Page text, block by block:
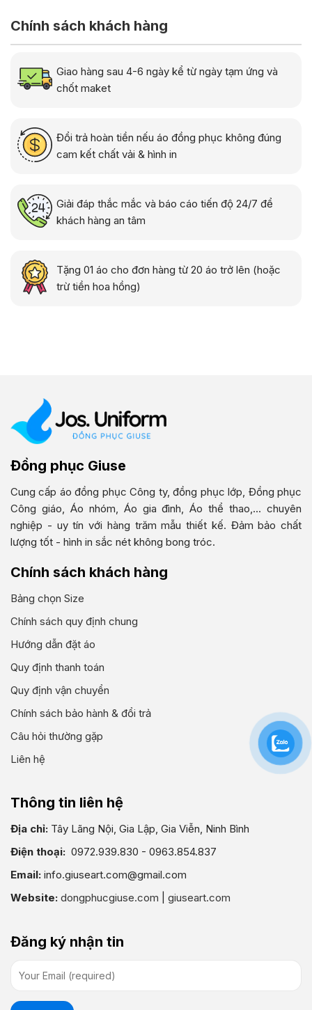
Chính sách khách hàng
Giao hàng sau 4-6 ngày kể từ ngày tạm ứng và
chốt maket
Đổi trả hoàn tiền nếu áo đồng phục không đúng
cam kết chất vải & hình in
Giải đáp thắc mắc và báo cáo tiến độ 24/7 để
khách hàng an tâm
Tặng 01 áo cho đơn hàng từ 20 áo trở lên (hoặc
trừ tiền hoa hồng)
Đồng phục Giuse
Cung cấp áo đồng phục Công ty, đồng phục lớp, Đồng phục
Công giáo, Áo nhóm, Áo gia đình, Áo thể thao,... chuyên
nghiệp - uy tín với hàng trăm mẫu thiết kế. Đảm bảo chất
lượng tốt - hình in sắc nét không bong tróc.
Chính sách khách hàng
Bảng chọn Size
Chính sách quy định chung
Hướng dẫn đặt áo
Quy định thanh toán
Quy định vận chuyển
Chính sách bảo hành & đổi trả
Câu hỏi thường gặp
Liên hệ
Thông tin liên hệ
Địa chỉ: Tây Lãng Nội, Gia Lập, Gia Viễn, Ninh Bình
Điện thoại: 0972.939.830 - 0963.854.837
Email: info.giuseart.com@gmail.com
Website: dongphucgiuse.com giuseart.com
Đăng ký nhận tin